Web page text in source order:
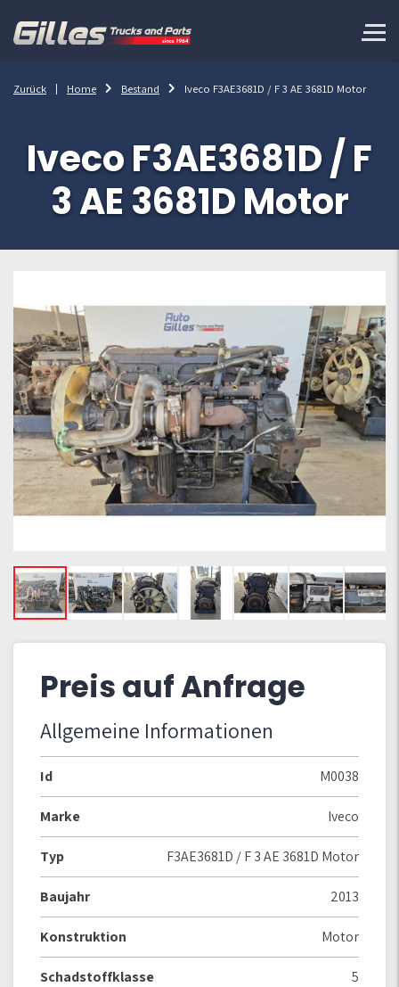
Zurück Home Bestand Iveco F3AE3681D / F 3 AE 3681D Motor
Iveco F3AE3681D / F
3 AE 3681D Motor
Preis auf Anfrage
Allgemeine Informationen
Id M0038
Marke Iveco
Typ F3AE3681D / F 3 AE 3681D Motor
Baujahr 2013
Konstruktion Motor
Schadstoffklasse 5